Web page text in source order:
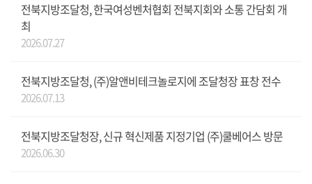
전북지방조달청, 한국여성벤처협회 전북지회와 소통 간담회 개
최
2026.07.27
전북지방조달청, (주)알앤비테크놀로지에 조달청장 표창 전수
2026.07.13
전북지방조달청장, 신규 혁신제품 지정기업 (주)쿨베어스 방문
2026.06.30